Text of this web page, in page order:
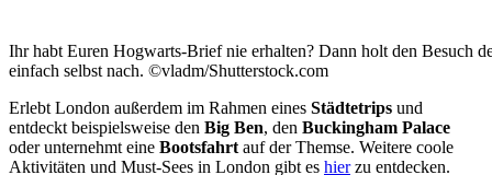
Ihr habt Euren Hogwarts-Brief nie erhalten? Dann holt den Besuch
einfach selbst nach. ©vladm/Shutterstock.com
Erlebt London außerdem im Rahmen eines Städtetrips und
entdeckt beispielsweise den Big Ben, den Buckingham Palace
oder unternehmt eine Bootsfahrt auf der Themse. Weitere coole
Aktivitäten und Must-Sees in London gibt es hierzu entdecken.